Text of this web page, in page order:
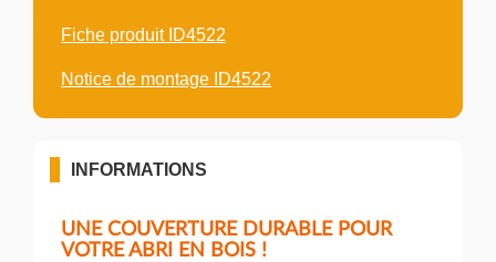
Fiche produit ID4522
Notice de montage ID4522
INFORMATIONS
UNE COUVERTURE DURABLE POUR
VOTRE ABRI EN BOIS !